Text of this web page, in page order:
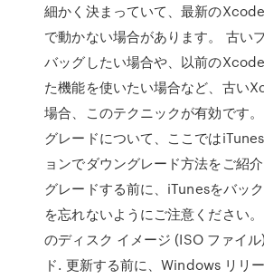
細かく決まっていて、最新の
で動かない場合があります。 古い
バッグしたい場合や、以前の
た機能を使いたい場合など、古い
場合、このテクニックが有効です
グレードについて、ここでは
ョンでダウングレード方法をご紹
グレードする前に、iTunesをバッ
を忘れないようにご注意ください
のディスク イメージ (ISO ファイ
ド. 更新する前に、Windows リリ